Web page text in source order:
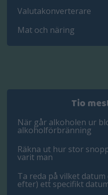
Valutakonverterare
Mat och näring
Tio
När går alkoholen ur
alkoholförbränning
Räkna ut hur stor
varit man
Ta reda på vilket
efter) ett specifikt